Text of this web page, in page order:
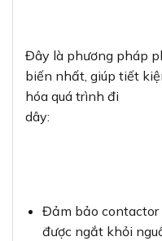
Đây là phương pháp
biến nhất, giúp tiết
hóa quá trình đi
dây:
Đảm bảo contactor
được ngắt khỏi